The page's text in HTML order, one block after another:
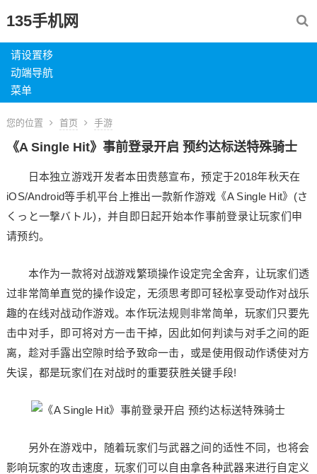
135手机网
请设置移
动端导航
菜单
您的位置 首页 手游
《A Single Hit》事前登录开启 预约达标送特殊骑士
日本独立游戏开发者本田贵慈宣布，预定于2018年秋天在
iOS/Android等手机平台上推出一款新作游戏《A Single Hit》(さ
くっと一撃バトル)，并自即日起开始本作事前登录让玩家们申
请预约。
本作为一款将对战游戏繁琐操作设定完全舍弃，让玩家们透
过非常简单直觉的操作设定，无须思考即可轻松享受动作对战乐
趣的在线对战动作游戏。本作玩法规则非常简单，玩家们只要先
击中对手，即可将对方一击干掉，因此如何判读与对手之间的距
离，趁对手露出空隙时给予致命一击，或是使用假动作诱使对方
失误，都是玩家们在对战时的重要获胜关键手段!
另外在游戏中，随着玩家们与武器之间的适性不同，也将会
影响玩家的攻击速度，玩家们可以自由拿各种武器来进行自定义